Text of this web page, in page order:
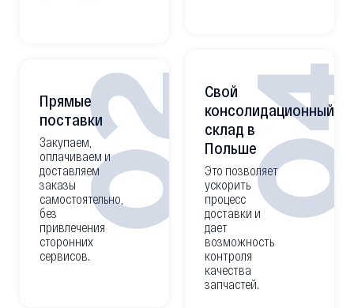
02
Прямые
поставки
Закупаем,
оплачиваем и
доставляем
заказы
самостоятельно,
без
привлечения
сторонних
сервисов.
Свой
консолидационный
склад в
Польше
Это позволяет
ускорить
процесс
доставки и
дает
возможность
контроля
качества
запчастей.